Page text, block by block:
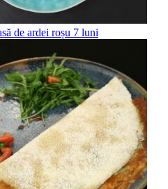
de ardei roșu 7 luni